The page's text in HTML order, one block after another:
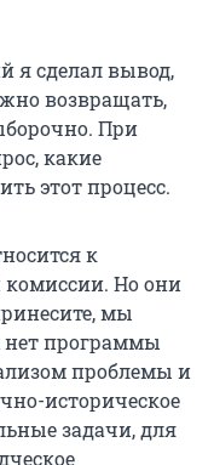
я сделал вывод,
возвращать,
При
какие
этот процесс.
к
Но они
мы
нет программы
проблемы и
историческое
задачи, для